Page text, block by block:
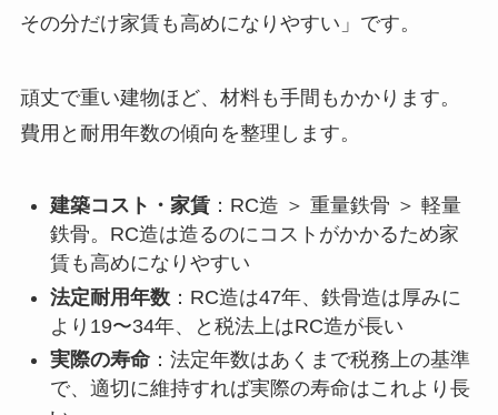
その分だけ家賃も高めになりやすい」です。
頑丈で重い建物ほど、材料も手間もかかります。
費用と耐用年数の傾向を整理します。
建築コスト・家賃：RC造 ＞ 重量鉄骨 ＞ 軽量
鉄骨。RC造は造るのにコストがかかるため家
賃も高めになりやすい
法定耐用年数：RC造は47年、鉄骨造は厚みに
より19〜34年、と税法上はRC造が長い
実際の寿命：法定年数はあくまで税務上の基準
で、適切に維持すれば実際の寿命はこれより長